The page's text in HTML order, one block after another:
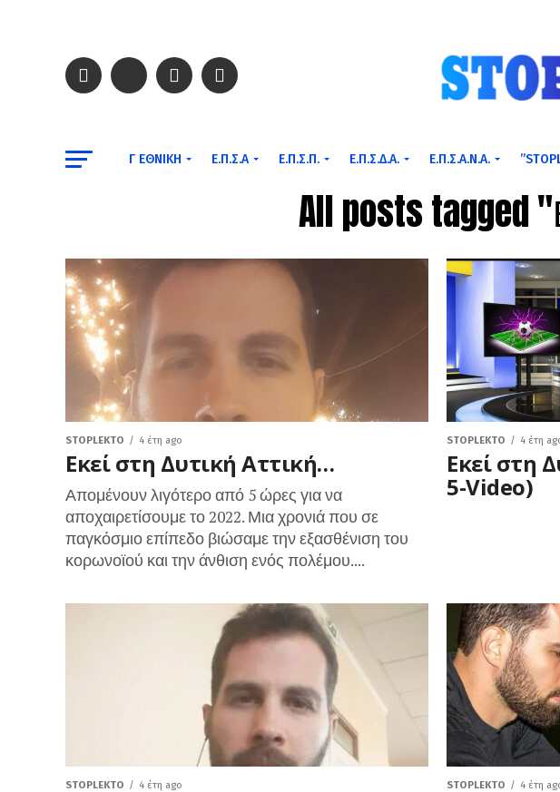
Γ ΕΘΝΙΚΉ Ε.Π.Σ.Α Ε.Π.Σ.Π. Ε.Π.Σ.Δ.Α. Ε.Π.Σ.Α.Ν.Α.
All posts tagged
STOPLEKTO 4 έτη ago
Εκεί στη Δυτική Αττική…
Απομένουν λιγότερο από 5 ώρες για να
αποχαιρετίσουμε το 2022. Μια χρονιά που σε
παγκόσμιο επίπεδο βιώσαμε την εξασθένιση του
κορωνοϊού και την άνθιση ενός πολέμου....
STOPLEKTO 4 έτη
Εκεί στη
5-Video)
STOPLEKTO 4 έτη ago STOPLEKTO 4 έτη